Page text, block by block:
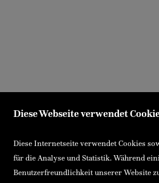
Diese Webseite verwendet
Diese Internetseite verwendet Cookies
für die Analyse und Statistik. Während
Benutzerfreundlichkeit unserer Website